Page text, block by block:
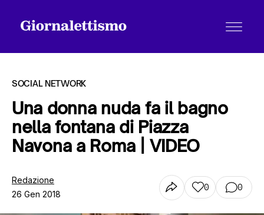
Tutti gli articoli
Chi siamo
SOCIAL NETWORK
Una donna nuda fa il bagno
nella fontana di Piazza
Navona a Roma | VIDEO
Redazione
26 Gen 2018
0 0